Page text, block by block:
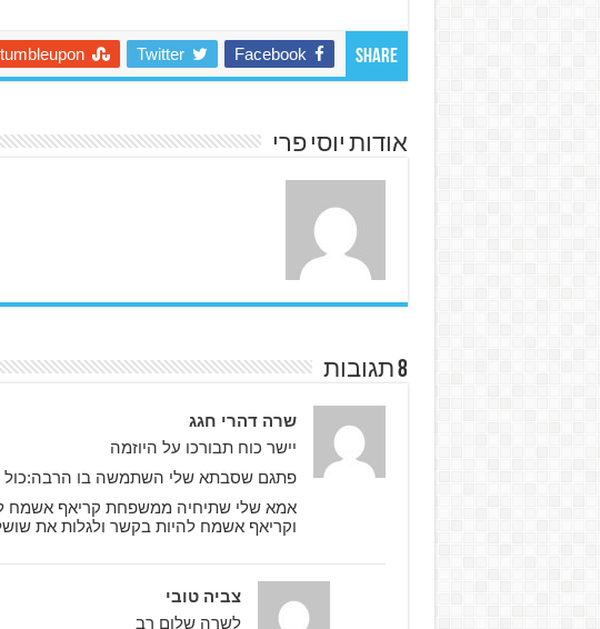
Share
Facebook
Twitter
אודות יוסי פרי
8 תגובות
שרה דהרי חגג
יישר כוח תבורכו על היוזמה
פתגם שסבתא שלי השתמשה בו הרבה:כול
אמא שלי שתיחיה ממשפחת קריאף אשמח
וקריאף אשמח להיות בקשר ולגלות את
צביה טובי
לשרה שלום רב